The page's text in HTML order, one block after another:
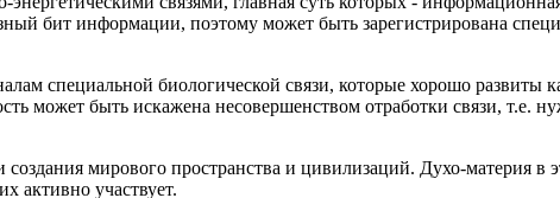
бит информации, поэтому может быть зарегистрирована
специальной биологической связи, которые хорошо развиты
может быть искажена несовершенством отработки связи, т.е.
мирового пространства и цивилизаций. Духо-материя в
активно участвует.